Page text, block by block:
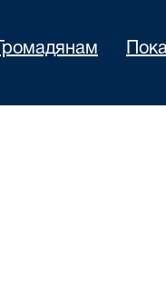
Громадянам